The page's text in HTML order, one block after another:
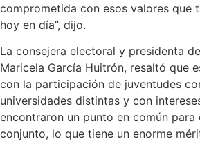
comprometida con esos valores que
hoy en día”, dijo.
La consejera electoral y presidenta
Maricela García Huitrón, resaltó que
con la participación de juventudes
universidades distintas y con
encontraron un punto en común
conjunto, lo que tiene un enorme